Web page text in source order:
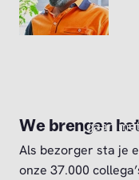
gaan
We brengen
Als bezorger sta je
onze 37.000